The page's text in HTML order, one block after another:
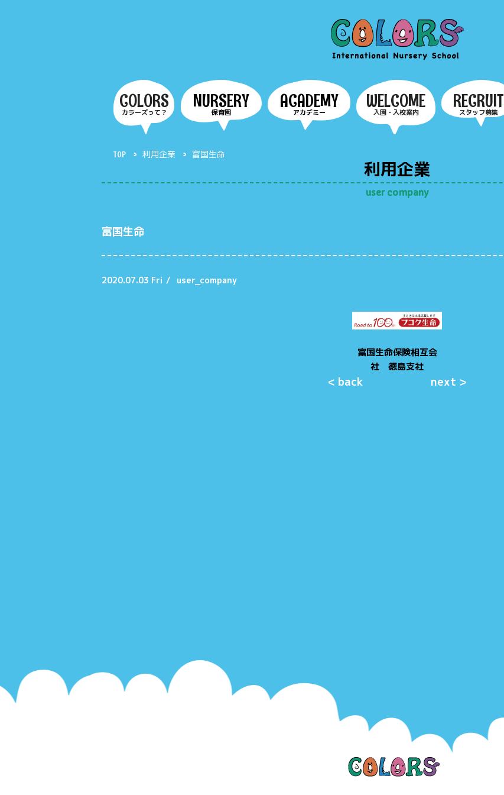
COLORS
カラーズって？
NURSERY
保育園
ACADEMY
アカデミー
WELCOME
入園・入校案内
RECRUIT
スタッフ募集
TOP 利用企業 富国生命
利用企業
user company
富国生命
2020.07.03 Fri / user_company
富国生命保険相互会
社 徳島支社
< back next >